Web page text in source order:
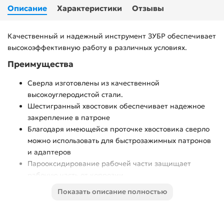
Описание Характеристики Отзывы
Качественный и надежный инструмент ЗУБР обеспечивает
высокоэффективную работу в различных условиях.
Преимущества
Сверла изготовлены из качественной
высокоуглеродистой стали.
Шестигранный хвостовик обеспечивает надежное
закрепление в патроне
Благодаря имеющейся проточке хвостовика сверло
можно использовать для быстрозажимных патронов
и адаптеров
Парооксидирование рабочей части защищает
рабочую часть от коррозии
ИспользованиеПоказать описание полностью